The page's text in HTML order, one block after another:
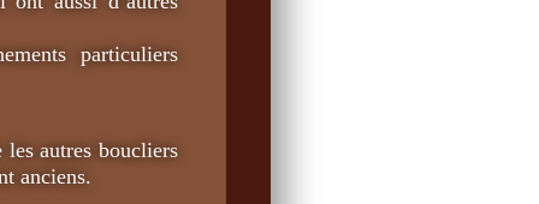
particuliers
les autres boucliers
anciens.